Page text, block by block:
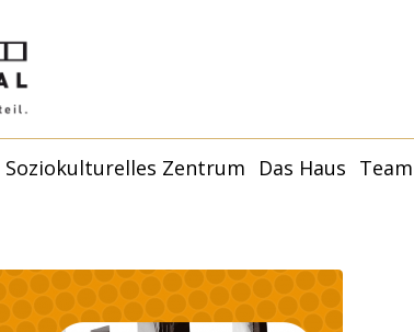
Soziokulturelles Zentrum
Younity Studio
Das Haus Team